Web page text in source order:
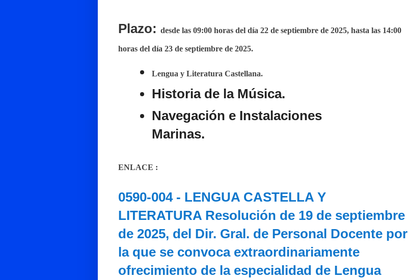
Plazo: desde las 09:00 horas del día 22 de septiembre de 2025, hasta las 14:00
horas del día 23 de septiembre de 2025.
Lengua y Literatura Castellana.
Historia de la Música.
Navegación e Instalaciones
Marinas.
ENLACE :
0590-004 - LENGUA CASTELLA Y
LITERATURA Resolución de 19 de septiembre
de 2025, del Dir. Gral. de Personal Docente por
la que se convoca extraordinariamente
ofrecimiento de la especialidad de Lengua